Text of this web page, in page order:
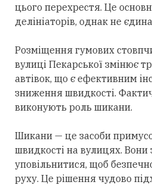
цього перехрестя. Це
делініаторів, однак не
Розміщення гумових
вулиці Пекарської змінює
автівок, що є ефективним
зниження швидкості.
виконують роль шикани.
Шикани — це засоби
швидкості на вулицях. Вони
уповільнитися, щоб
руху. Це рішення чудово